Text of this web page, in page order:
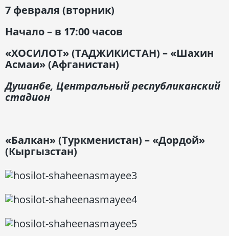
7 февраля (вторник)
Начало – в 17:00 часов
«ХОСИЛОТ» (ТАДЖИКИСТАН) – «Шахин
Асмаи» (Афганистан)
Душанбе, Центральный республиканский
стадион
«Балкан» (Туркменистан) – «Дордой»
(Кыргызстан)